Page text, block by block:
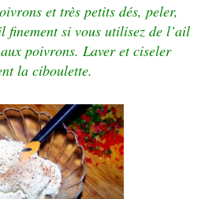
et très petits dés, peler,
finement si vous utilisez de l’ail
poivrons. Laver et ciseler
la ciboulette.